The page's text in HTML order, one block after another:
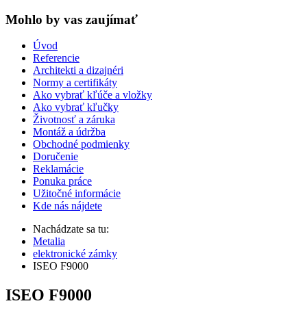
Mohlo by vas zaujímať
Úvod
Referencie
Architekti a dizajnéri
Normy a certifikáty
Ako vybrať kľúče a vložky
Ako vybrať kľučky
Životnosť a záruka
Montáž a údržba
Obchodné podmienky
Doručenie
Reklamácie
Ponuka práce
Užitočné informácie
Kde nás nájdete
Nachádzate sa tu:
Metalia
elektronické zámky
ISEO F9000
ISEO F9000